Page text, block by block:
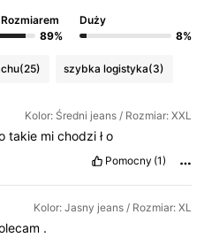
89%
Duży
8%
(25) szybka logistyka(3)
Kolor: Średni jeans / Rozmiar: XXL
takie mi chodzi ło
Pomocny (1)
Kolor: Jasny jeans / Rozmiar: XL
.